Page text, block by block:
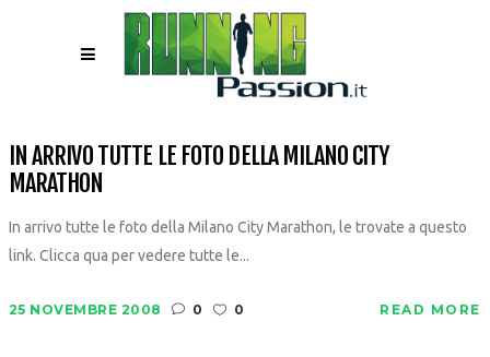
IN ARRIVO TUTTE LE FOTO DELLA MILANO CITY
MARATHON
In arrivo tutte le foto della Milano City Marathon, le trovate a questo
link. Clicca qua per vedere tutte le...
25 NOVEMBRE 2008 0 0 READ MORE